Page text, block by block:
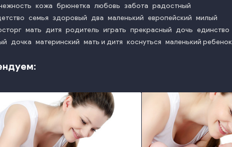
кожа брюнетка любовь забота радостный
семья здоровый два маленький европейский милый
мать дитя родитель играть прекрасный дочь единство
дочка материнский мать и дитя коснуться маленький ребенок